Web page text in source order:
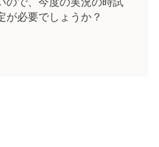
が必要でしょうか？